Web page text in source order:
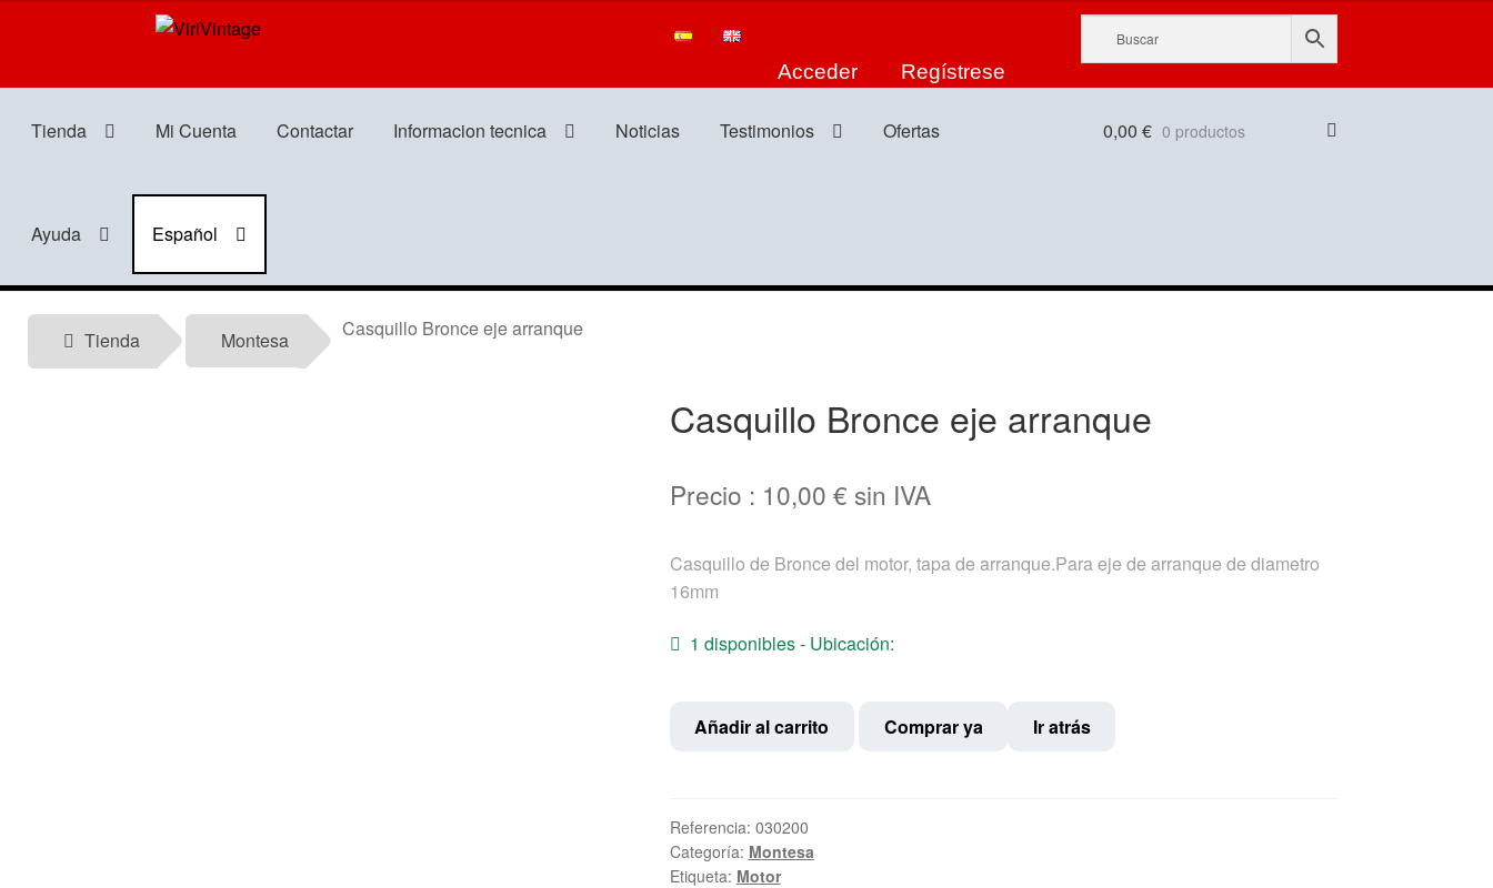
Ir
la
Ir
contenido
Acceder Regístrese
Tienda Mi Cuenta Contactar Informacion tecnica Noticias Testimonios Ofertas
Ayuda Español
0,00 € 0 productos
Tienda Montesa Casquillo Bronce eje arranque
Casquillo Bronce eje arranque
Precio : 10,00 € sin IVA
Casquillo de Bronce del motor, tapa de arranque.Para eje de arranque de diametro
16mm
1 disponibles - Ubicación:
Casquillo
Bronce
cantidad
Añadir al carrito Comprar ya Ir atrás
Referencia: 030200
Categoría: Montesa
Etiqueta: Motor